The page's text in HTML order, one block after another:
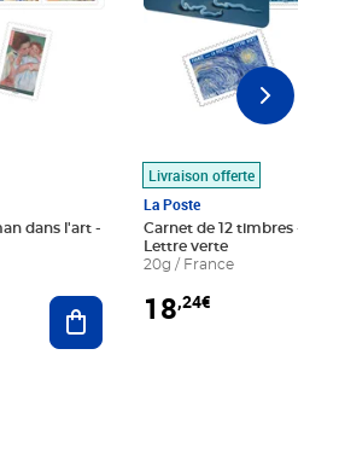
dans l'art -
Ajouter au panier
Livraison offerte
La Poste
Carnet de 12 timbres - Le
Lettre verte
20g / France
18,24€